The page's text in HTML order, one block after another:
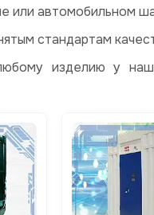
или автомобильном
стандартам
изделию у